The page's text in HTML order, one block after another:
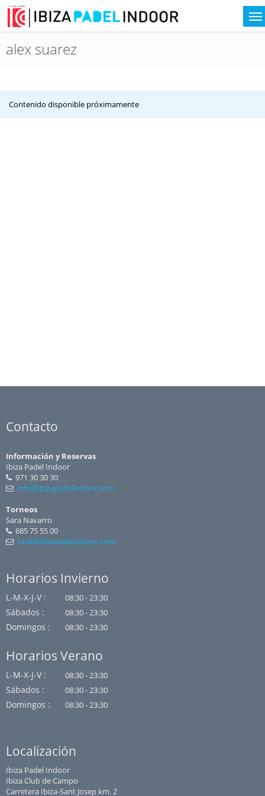
alex suarez
Contenido disponible próximamente
Contacto
Información y Reservas
Ibiza Padel Indoor
971 30 30 30
info@ibizapadelindoor.com
Torneos
Sara Navarro
685 75 55 00
sara@ibizapadelindoor.com
Horarios Invierno
L-M-X-J-V : 08:30 - 23:30
Sábados : 08:30 - 23:30
Domingos : 08:30 - 23:30
Horarios Verano
L-M-X-J-V : 08:30 - 23:30
Sábados : 08:30 - 23:30
Domingos : 08:30 - 23:30
Localización
Ibiza Padel Indoor
Ibiza Club de Campo
Carretera Ibiza-Sant Josep km. 2